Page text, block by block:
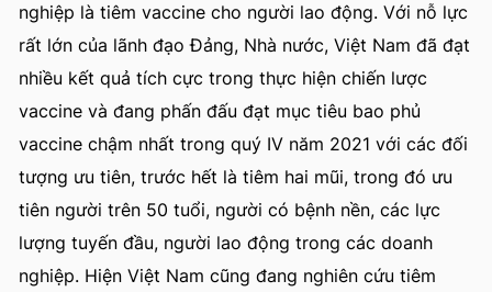
nghiệp là tiêm vaccine cho người lao động. Với nỗ lực
rất lớn của lãnh đạo Đảng, Nhà nước, Việt Nam đã đạt
nhiều kết quả tích cực trong thực hiện chiến lược
vaccine và đang phấn đấu đạt mục tiêu bao phủ
vaccine chậm nhất trong quý IV năm 2021 với các đối
tượng ưu tiên, trước hết là tiêm hai mũi, trong đó ưu
tiên người trên 50 tuổi, người có bệnh nền, các lực
lượng tuyến đầu, người lao động trong các doanh
nghiệp. Hiện Việt Nam cũng đang nghiên cứu tiêm